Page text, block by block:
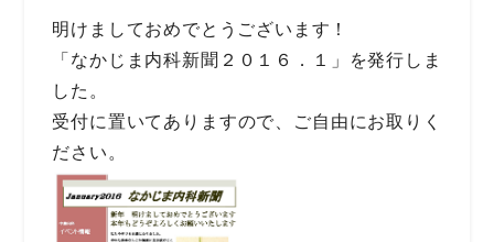
明けましておめでとうございます！
「なかじま内科新聞２０１６．１」を発行しま
した。
受付に置いてありますので、ご自由にお取りく
ださい。